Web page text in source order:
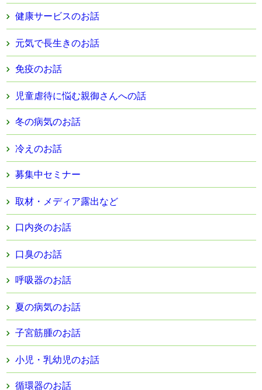
健康サービスのお話
元気で長生きのお話
免疫のお話
児童虐待に悩む親御さんへの話
冬の病気のお話
冷えのお話
募集中セミナー
取材・メディア露出など
口内炎のお話
口臭のお話
呼吸器のお話
夏の病気のお話
子宮筋腫のお話
小児・乳幼児のお話
循環器のお話